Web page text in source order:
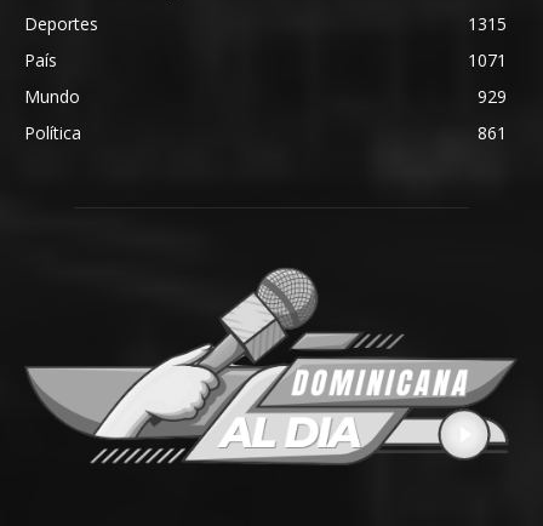
Deportes
1315
País
1071
Mundo
929
Política
861